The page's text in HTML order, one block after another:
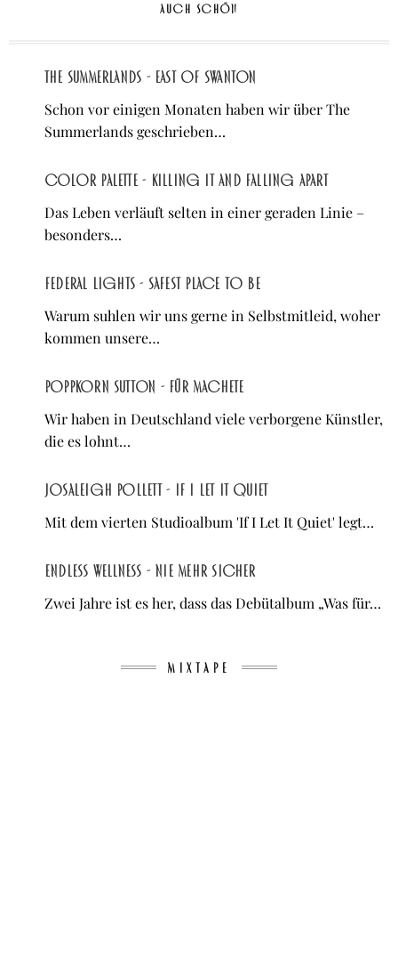
AUCH SCHÖN
The Summerlands - East of Swanton
Schon vor einigen Monaten haben wir über The
Summerlands geschrieben…
Color Palette - Killing It and Falling Apart
Das Leben verläuft selten in einer geraden Linie –
besonders…
Federal Lights - Safest Place to Be
Warum suhlen wir uns gerne in Selbstmitleid, woher
kommen unsere…
Poppkorn Sutton - Für Machete
Wir haben in Deutschland viele verborgene Künstler,
die es lohnt…
Josaleigh Pollett - If I Let It Quiet
Mit dem vierten Studioalbum 'If I Let It Quiet' legt…
Endless Wellness - Nie mehr sicher
Zwei Jahre ist es her, dass das Debütalbum „Was für…
MIXTAPE